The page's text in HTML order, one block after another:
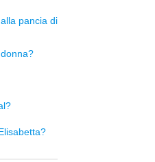
pancia di